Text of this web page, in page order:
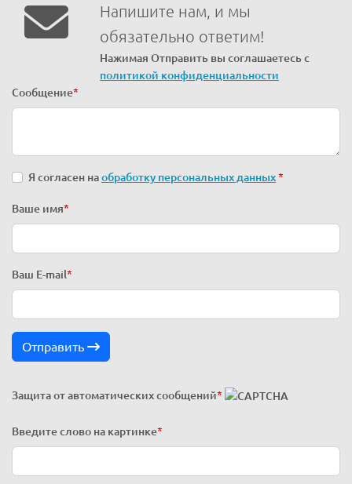
Напишите нам, и мы
обязательно ответим!
Нажимая Отправить вы соглашаетесь с
политикой конфиденциальности
Сообщение*
Я согласен наобработку персональных данных*
Ваше имя*
Ваш E-mail *
Отправить
Защита от автоматических сообщений*
Введите слово на картинке*